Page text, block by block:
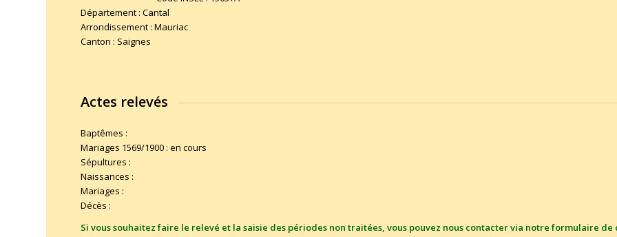
Département : Cantal
Arrondissement : Mauriac
Canton : Saignes
Actes relevés
Baptêmes :
Mariages 1569/1900 : en cours
Sépultures :
Naissances :
Mariages :
Décès :
Si vous souhaitez faire le relevé et la saisie des périodes non traitées, vous pouvez nous contacter via notreformulaire de